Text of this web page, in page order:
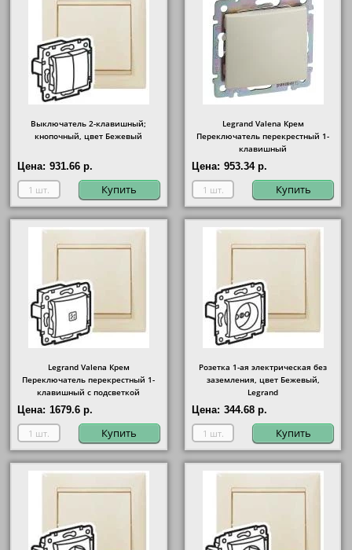
Выключатель 2-клавишный;
кнопочный, цвет Бежевый
Цена: 931.66 р.
Купить
Legrand Valena Крем
Переключатель перекрестный 1-
клавишный
Цена: 953.34 р.
Купить
Legrand Valena Крем
Переключатель перекрестный 1-
клавишный с подсветкой
Цена: 1679.6 р.
Купить
Розетка 1-ая электрическая без
заземления, цвет Бежевый,
Legrand
Цена: 344.68 р.
Купить